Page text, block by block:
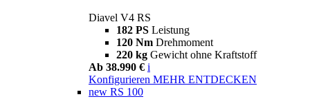
Diavel V4 RS
182 PS Leistung
120 Nm Drehmoment
220 kg Gewicht ohne Kraftstoff
Ab 38.990 € i
Konfigurieren MEHR ENTDECKEN
new RS 100